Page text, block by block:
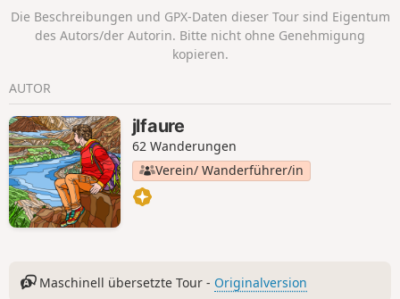
Die Beschreibungen und GPX-Daten dieser Tour sind Eigentum
des Autors/der Autorin. Bitte nicht ohne Genehmigung
kopieren.
AUTOR
jlfaure
62 Wanderungen
Verein/ Wanderführer/in
Maschinell übersetzte Tour - Originalversion